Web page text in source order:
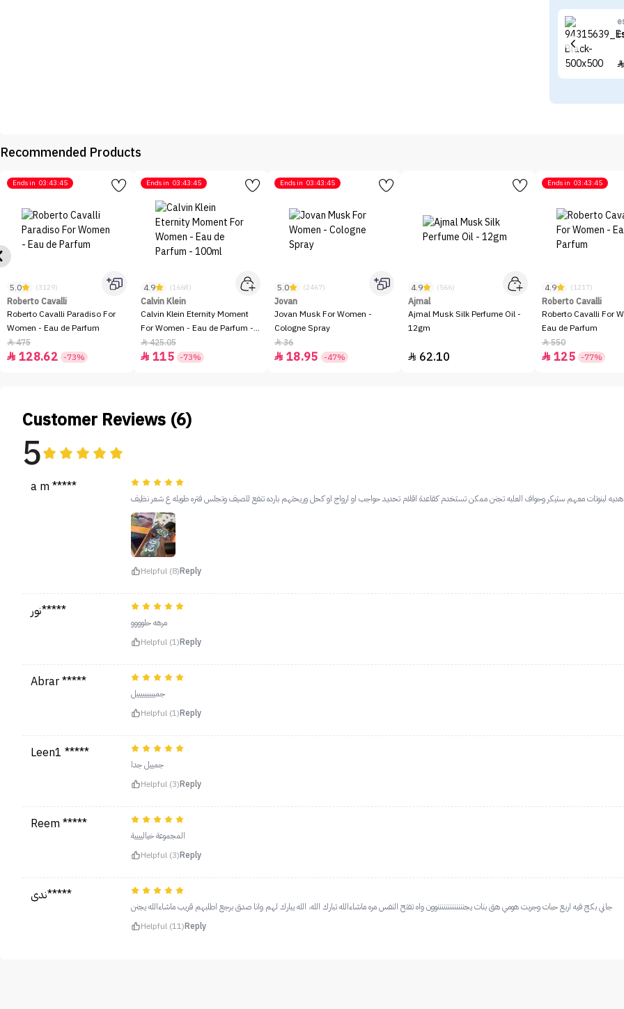

Recommended Products
Ends in 03:43:45
5.0 (3129)
Roberto Cavalli
Roberto Cavalli Paradiso For
Women - Eau de Parfum
475
 128.62 -73%
Ends in 03:43:45
4.9 (1668)
Calvin Klein
Calvin Klein Eternity Moment
For Women - Eau de Parfum -
100ml
425.05
 115 -73%
Ends in 03:43:45
5.0 (2467)
Jovan
Jovan Musk For Women -
Cologne Spray
36
 18.95 -47%
4.9 (566)
Ajmal
Ajmal Musk Silk Perfume Oil -
12gm
 62.10
Ends in 03:43:45
4.9 (1217)
Roberto Cavalli
Roberto Cavalli For
Eau de Parfum
550
 125 -77%
Customer Reviews (6)
5
a m *****
لبنوتات معهم ستيكر وحواف العلبه تجنن ممكن تستخدم كقاعدة اقلام تحديد حواجب او ارواج او كحل وريحتهم بارده تنفع للصيف وتجلس فتره طويله ع شعر نظيف
Helpful (8)Reply
نور*****
مرهه حلوووو
Helpful (1)Reply
Abrar *****
جميييييييييل
Helpful (1)Reply
Leen1 *****
جمييل جدا
Helpful (3)Reply
Reem *****
المجموعة خياليييية
Helpful (3)Reply
ندى*****
جاني بكج فيه اربع حبات وجربت هومي هق بنات يجنننننننننننننوون واه تفتح النفس مره ماشاءالله تبارك الله، الله يبارك لهم وانا صدق برجع اطلبهم قريب ماشاءالله يجنن
Helpful (11)Reply